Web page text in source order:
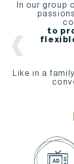
In our group
to
Like in a